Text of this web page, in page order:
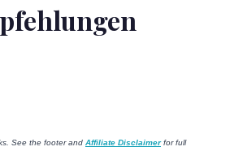
See the footer and Affiliate Disclaimerfor full